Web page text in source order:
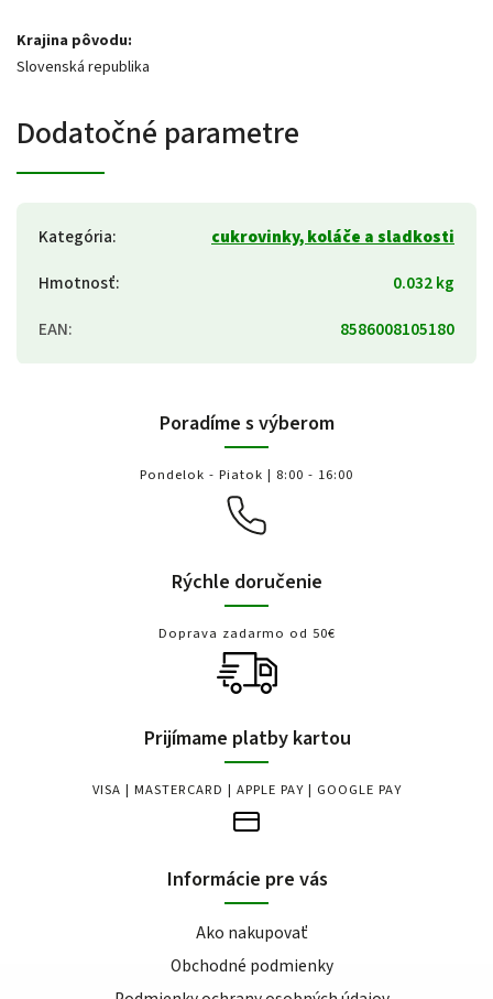
Krajina pôvodu:
Slovenská republika
Dodatočné parametre
Kategória:
cukrovinky, koláče a sladkosti
Hmotnosť:
0.032 kg
EAN: 8586008105180
Poradíme s výberom
Pondelok - Piatok | 8:00 - 16:00
Rýchle doručenie
Doprava zadarmo od 50€
Prijímame platby kartou
VISA | MASTERCARD | APPLE PAY | GOOGLE PAY
Informácie pre vás
Ako nakupovať
Obchodné podmienky